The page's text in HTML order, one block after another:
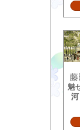
藤
魅